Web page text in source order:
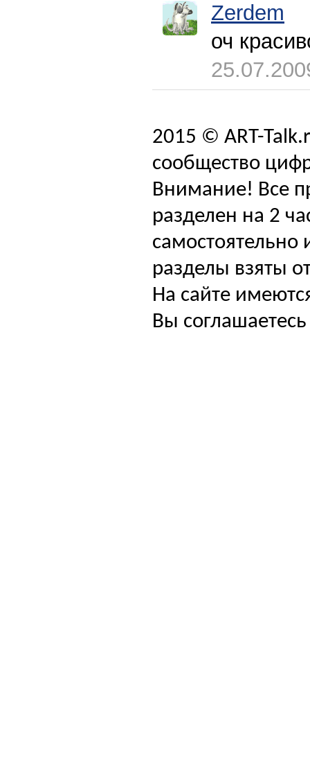
Zerdem
оч
2015 © ART-
сообщество
Внимание! Все
разделен на 2
самостоятельно
разделы взяты
На сайте
Вы